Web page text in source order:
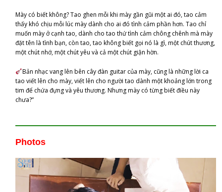
Mày có biết không? Tao ghen mỗi khi mày gần gũi một ai đó, tao cảm
thấy khó chịu mỗi lúc mày dành cho ai đó tình cảm phần hơn. Tao chỉ
muốn mày ở cạnh tao, dành cho tao thứ tình cảm chông chênh mà mày
đặt tên là tình bạn, còn tao, tao không biết gọi nó là gì, một chút thương,
một chút nhớ, một chút yêu và cả một chút giận hờn.
Bản nhạc vang lên bên cây đàn guitar của mày, cũng là những lời ca
tao viết lên cho mày, viết lên cho người tao dành một khoảng lớn trong
tim để chứa đựng và yêu thương. Nhưng mày có từng biết điều này
chưa?”
Photos